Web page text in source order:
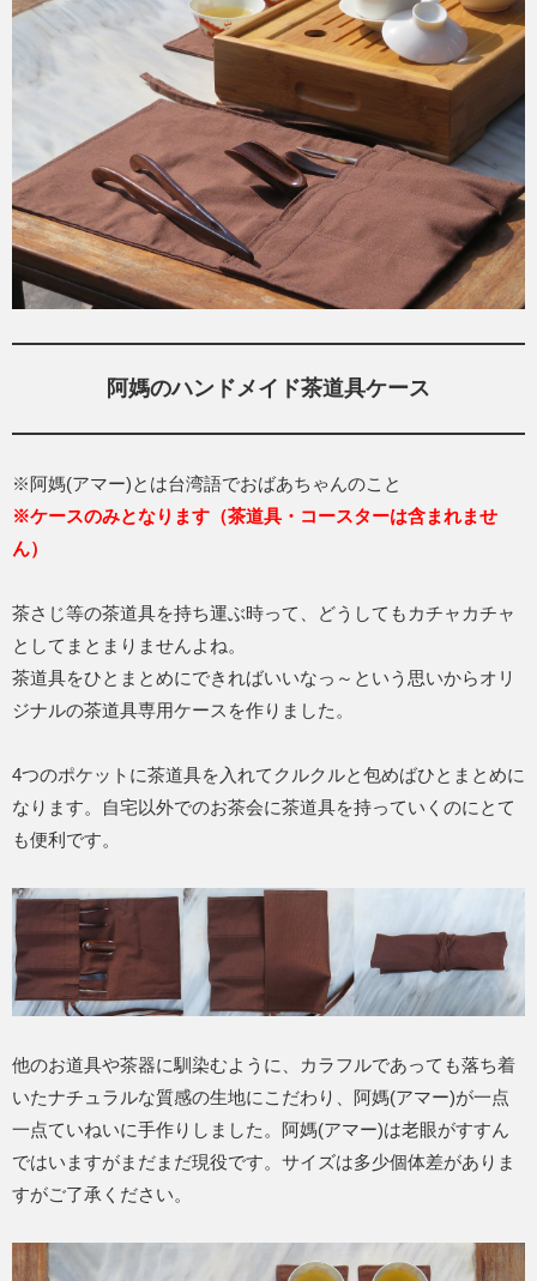
阿媽のハンドメイド茶道具ケース
※阿媽(アマー)とは台湾語でおばあちゃんのこと
※ケースのみとなります（茶道具・コースターは含まれませ
ん）
茶さじ等の茶道具を持ち運ぶ時って、どうしてもカチャカチャ
としてまとまりませんよね。
茶道具をひとまとめにできればいいなっ～という思いからオリ
ジナルの茶道具専用ケースを作りました。
4つのポケットに茶道具を入れてクルクルと包めばひとまとめに
なります。自宅以外でのお茶会に茶道具を持っていくのにとて
も便利です。
他のお道具や茶器に馴染むように、カラフルであっても落ち着
いたナチュラルな質感の生地にこだわり、阿媽(アマー)が一点
一点ていねいに手作りしました。阿媽(アマー)は老眼がすすん
ではいますがまだまだ現役です。サイズは多少個体差がありま
すがご了承ください。